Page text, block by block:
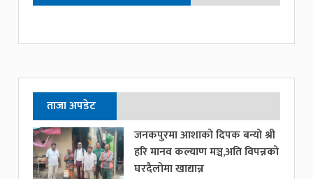
ताजा अपडेट
जनकपुरमा आशाको दिपक बन्यो श्री
हरि मानव कल्याण मञ्च,अति विपन्नको
घरदैलोमा खाद्यान्न